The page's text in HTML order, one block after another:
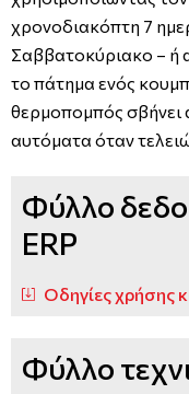
χρονοδιακόπτη 7
Σαββατοκύριακο – ή
το πάτημα ενός
θερμοπομπός σβήνει
αυτόματα όταν
Φύλλο
ERP
Οδηγίες χρήσης
Φύλλο